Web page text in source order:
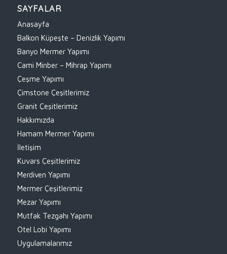
SAYFALAR
Anasayfa
Balkon Küpeşte – Denizlik Yapımı
Banyo Mermer Yapımı
Cami Minber – Mihrap Yapımı
Çeşme Yapımı
Çimstone Çeşitlerimiz
Granit Çeşitlerimiz
Hakkımızda
Hamam Mermer Yapımı
İletişim
Kuvars Çeşitlerimiz
Merdiven Yapımı
Mermer Çeşitlerimiz
Mezar Yapımı
Mutfak Tezgahı Yapımı
Otel Lobi Yapımı
Uygulamalarımız